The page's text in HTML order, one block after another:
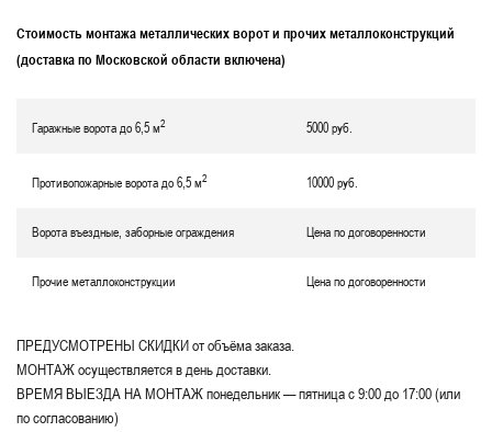
Стоимость монтажа металлических ворот и прочих металлоконструкций
(доставка по Московской области включена)
Гаражные ворота до 6,5 м2 5000 руб.
Противопожарные ворота до 6,5 м2 10000 руб.
Ворота въездные, заборные ограждения Цена по договоренности
Прочие металлоконструкции Цена по договоренности
ПРЕДУСМОТРЕНЫ СКИДКИ от объёма заказа.
МОНТАЖ осуществляется в день доставки.
ВРЕМЯ ВЫЕЗДА НА МОНТАЖ понедельник — пятница с 9:00 до 17:00 (или
по согласованию)